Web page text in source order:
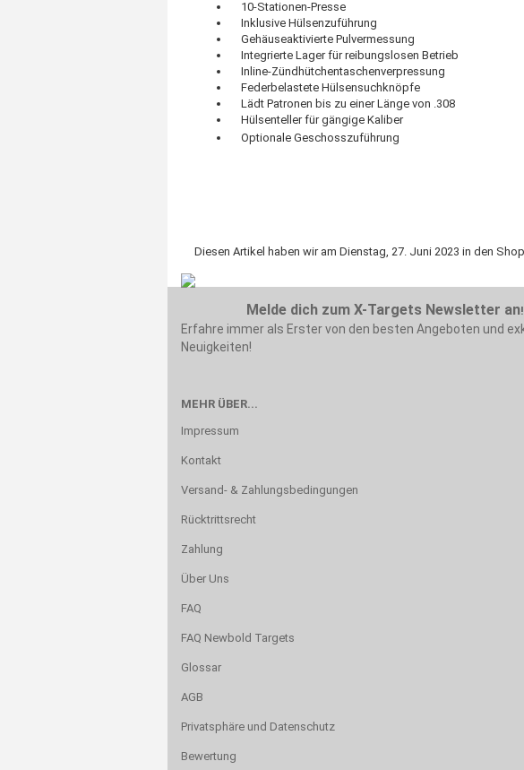
10-Stationen-Presse
Inklusive Hülsenzuführung
Gehäuseaktivierte Pulvermessung
Integrierte Lager für reibungslosen Betrieb
Inline-Zündhütchentaschenverpressung
Federbelastete Hülsensuchknöpfe
Lädt Patronen bis zu einer Länge von .308
Hülsenteller für gängige Kaliber
Optionale Geschosszuführung
Diesen Artikel haben wir am Dienstag, 27. Juni 2023 in den
Melde dich zum X-Targets Newsletter an!
Erfahre immer als Erster von den besten Angeboten und
Neuigkeiten!
MEHR ÜBER...
Impressum
Kontakt
Versand- & Zahlungsbedingungen
Rücktrittsrecht
Zahlung
Über Uns
FAQ
FAQ Newbold Targets
Glossar
AGB
Privatsphäre und Datenschutz
Bewertung